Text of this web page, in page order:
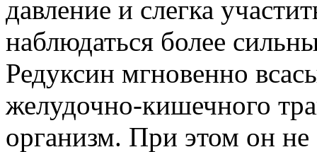
давление и слегка
наблюдаться более
Редуксин мгновенно
желудочно-кишечного
организм. При этом он не